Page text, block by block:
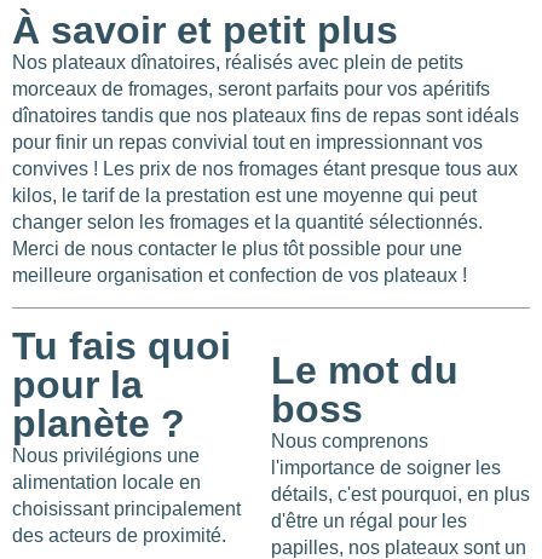
À savoir et petit plus
Nos plateaux dînatoires, réalisés avec plein de petits
morceaux de fromages, seront parfaits pour vos apéritifs
dînatoires tandis que nos plateaux fins de repas sont idéals
pour finir un repas convivial tout en impressionnant vos
convives ! Les prix de nos fromages étant presque tous aux
kilos, le tarif de la prestation est une moyenne qui peut
changer selon les fromages et la quantité sélectionnés.
Merci de nous contacter le plus tôt possible pour une
meilleure organisation et confection de vos plateaux !
Tu fais quoi
pour la
planète ?
Nous privilégions une
alimentation locale en
choisissant principalement
des acteurs de proximité.
Le mot du
boss
Nous comprenons
l'importance de soigner les
détails, c'est pourquoi, en plus
d'être un régal pour les
papilles, nos plateaux sont un